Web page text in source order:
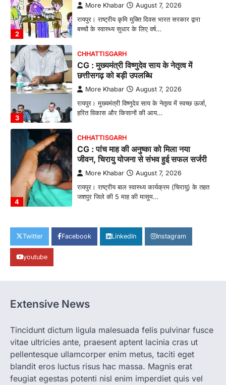
2
More Khabar August 7, 2026
रायपुर। राष्ट्रीय कृमि मुक्ति दिवस भारत सरकार द्वारा
बच्चों के स्वास्थ्य सुधार के लिए वर्ष…
3
CHHATTISGARH
CG : मुख्यमंत्री विष्णुदेव साय के नेतृत्व में
छत्तीसगढ़ को बड़ी उपलब्धि
More Khabar August 7, 2026
रायपुर। मुख्यमंत्री विष्णुदेव साय के नेतृत्व में स्वच्छ ऊर्जा,
हरित विकास और किसानों की आय…
4
CHHATTISGARH
CG : पांच माह की अनुष्का को मिला नया
जीवन, चिरायु योजना से संभव हुई सफल सर्जरी
More Khabar August 7, 2026
रायपुर। राष्ट्रीय बाल स्वास्थ्य कार्यक्रम (चिरायु) के तहत
जशपुर जिले की 5 माह की मासूम…
CG: छिपली की दीदियों का कमाल, बकरी
पालन से बढ़ी आय और मजबूत हुआ आत्मविश्वास
बनाने की दिशा में जिले के नगरी…
2
CHHATTISGARH
जाएगी एल्बेंडाजोल
More Khabar August 7, 2026
रायपुर। राष्ट्रीय कृमि मुक्ति दिवस भारत सरकार द्वारा
बच्चों के स्वास्थ्य सुधार के लिए वर्ष…
Twitter Facebook LinkedIn Instagram
youtube
Extensive News
Tincidunt dictum ligula malesuada felis pulvinar fusce
vitae ultricies ante, praesent aptent lacinia cras ut
pellentesque ullamcorper enim metus, taciti eget
blandit eros luctus risus hac massa. Magnis erat
feugiat egestas potenti nisl enim imperdiet quis vel